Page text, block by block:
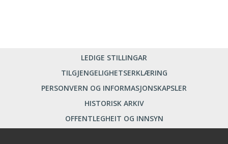
LEDIGE STILLINGAR
TILGJENGELIGHETSERKLÆRING
PERSONVERN OG INFORMASJONSKAPSLER
HISTORISK ARKIV
OFFENTLEGHEIT OG INNSYN